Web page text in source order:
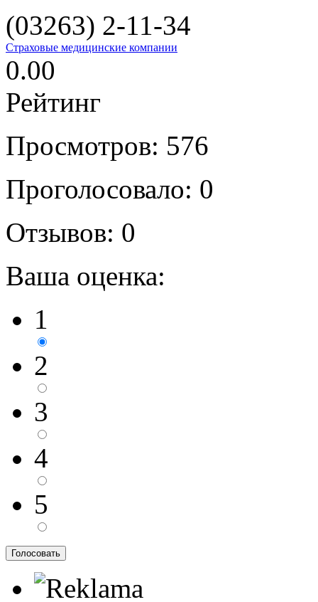
(03263) 2-11-34
Страховые медицинские компании
0.00
Рейтинг
Просмотров: 576
Проголосовало: 0
Отзывов: 0
Ваша оценка:
1
2
3
4
5